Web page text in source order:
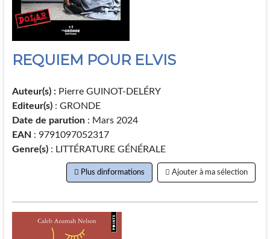
REQUIEM POUR ELVIS
Auteur(s) :Pierre GUINOT-DELÉRY
Editeur(s) : GRONDE
Date de parution: Mars 2024
EAN : 9791097052317
Genre(s): LITTÉRATURE GÉNÉRALE
Plus dinformations Ajouter à ma sélection